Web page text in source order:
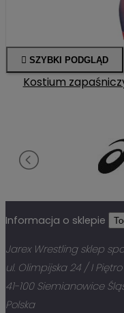
 SZYBKI PODGLĄD
Kostium
Informacja o sklepie
Jarex Wrestling sklep
ul. Olimpijska 24 / I Piętro
41-100 Siemianowice
Polska